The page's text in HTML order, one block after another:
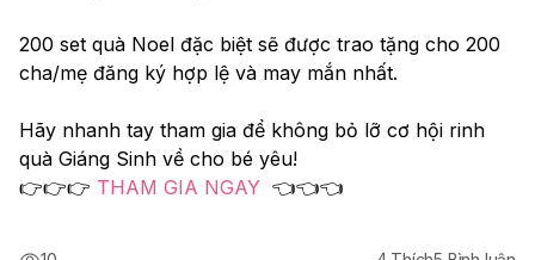
200 set quà Noel đặc biệt sẽ được trao tặng cho 200
cha/mẹ đăng ký hợp lệ và may mắn nhất.
Hãy nhanh tay tham gia để không bỏ lỡ cơ hội rinh
quà Giáng Sinh về cho bé yêu!
👉👉👉 THAM GIA NGAY
  👈👈👈